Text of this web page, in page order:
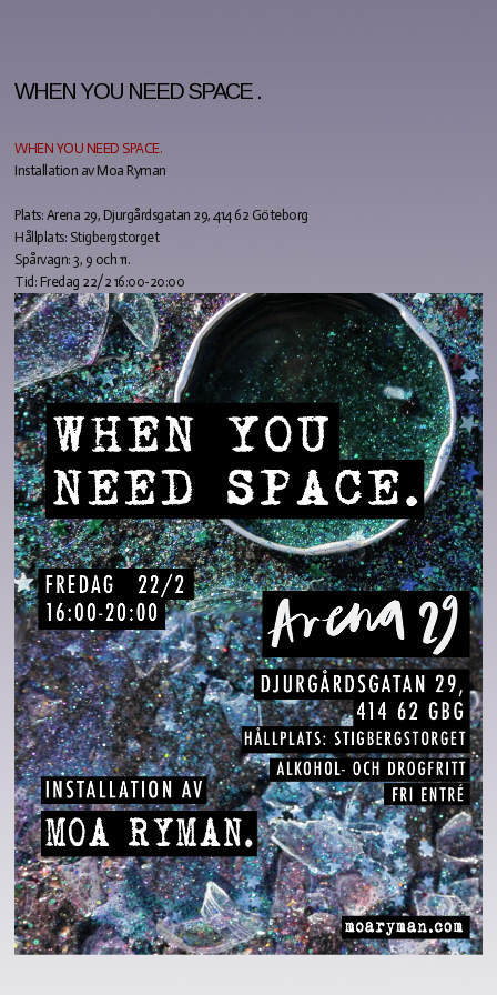
WHEN YOU NEED SPACE .
WHEN YOU NEED SPACE.
Installation av Moa Ryman
Plats: Arena 29, Djurgårdsgatan 29, 414 62 Göteborg
Hållplats: Stigbergstorget
Spårvagn: 3, 9 och 11.
Tid: Fredag 22/2 16:00-20:00